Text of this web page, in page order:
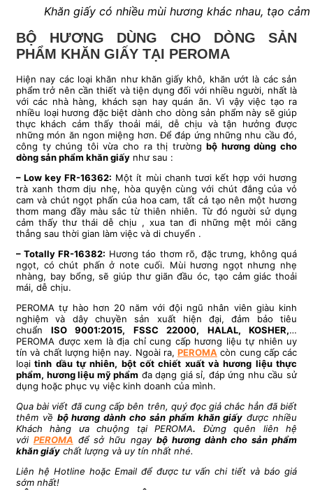
Khăn giấy có nhiều mùi hương khác nhau, tạo
BỘ HƯƠNG DÙNG CHO DÒNG SẢN
PHẨM KHĂN GIẤY TẠI PEROMA
Hiện nay các loại khăn như khăn giấy khô, khăn ướt là các sản
phẩm trở nên cần thiết và tiện dụng đối với nhiều người, nhất là
với các nhà hàng, khách sạn hay quán ăn. Vì vậy việc tạo ra
nhiều loại hương đặc biệt dành cho dòng sản phẩm này sẽ giúp
thực khách cảm thấy thoải mái, dễ chịu và tận hưởng được
những món ăn ngon miệng hơn. Để đáp ứng những nhu cầu đó,
công ty chúng tôi vừa cho ra thị trườngbộ hương dùng cho
dòng sản phẩm khăn giấy như sau :
– Low key FR-16362: Một ít mùi chanh tươi kết hợp với hương
trà xanh thơm dịu nhẹ, hòa quyện cùng với chút đắng của vỏ
cam và chút ngọt phấn của hoa cam, tất cả tạo nên một hương
thơm mang đầy màu sắc từ thiên nhiên. Từ đó người sử dụng
cảm thấy thư thái dễ chịu , xua tan đi những mệt mỏi căng
thẳng sau thời gian làm việc và di chuyển .
– Totally FR-16382: Hương táo thơm rõ, đặc trưng, không quá
ngọt, có chút phấn ở note cuối. Mùi hương ngọt nhưng nhẹ
nhàng, bay bổng, sẽ giúp thư giãn đầu óc, tạo cảm giác thoải
mái, dễ chịu.
PEROMA tự hào hơn 20 năm với đội ngũ nhân viên giàu kinh
nghiệm và dây chuyền sản xuất hiện đại, đảm bảo tiêu
chuẩn ISO 9001:2015, FSSC 22000, HALAL, KOSHER,…
PEROMA được xem là địa chỉ cung cấp hương liệu tự nhiên uy
tín và chất lượng hiện nay. Ngoài ra, PEROMA còn cung cấp các
loại tinh dầu tự nhiên, bột cốt chiết xuất và hương liệu thực
phẩm, hương liệu mỹ phẩm đa dạng giá sỉ, đáp ứng nhu cầu sử
dụng hoặc phục vụ việc kinh doanh của mình.
Qua bài viết đã cung cấp bên trên, quý đọc giả chắc hẳn đã biết
thêm về bộ hương dành cho sản phẩm khăn giấy được nhiều
Khách hàng ưa chuộng tại PEROMA. Đừng quên liên hệ
với PEROMA để sở hữu ngay bộ hương dành cho sản phẩm
khăn giấy chất lượng và uy tín nhất nhé.
Liên hệ Hotline hoặc Email để được tư vấn chi tiết và báo giá
sớm nhất!